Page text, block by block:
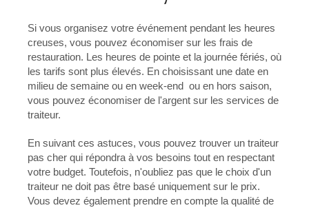
Si vous organisez votre événement pendant les heures
creuses, vous pouvez économiser sur les frais de
restauration. Les heures de pointe et la journée fériés, où
les tarifs sont plus élevés. En choisissant une date en
milieu de semaine ou en week-end ou en hors saison,
vous pouvez économiser de l'argent sur les services de
traiteur.
En suivant ces astuces, vous pouvez trouver un traiteur
pas cher qui répondra à vos besoins tout en respectant
votre budget. Toutefois, n'oubliez pas que le choix d'un
traiteur ne doit pas être basé uniquement sur le prix.
Vous devez également prendre en compte la qualité de